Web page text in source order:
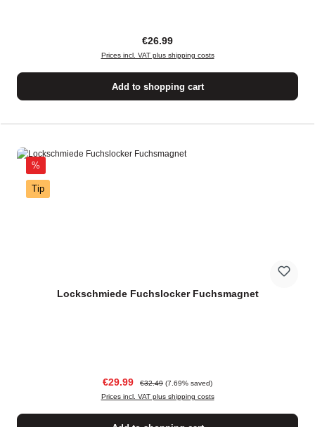
Regular price:
€26.99
Prices incl. VAT plus shipping costs
Add to shopping cart
%Discount
Tip
Lockschmiede Fuchslocker Fuchsmagnet
Sale price:
€29.99 Regular price:
€32.49 (7.69% saved)
Prices incl. VAT plus shipping costs